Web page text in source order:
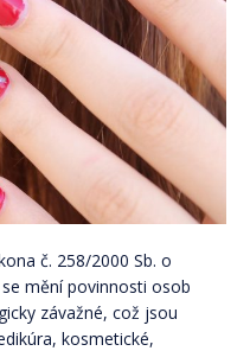
č. 258/2000 Sb. o
mění povinnosti osob
závažné, což jsou
kosmetické,